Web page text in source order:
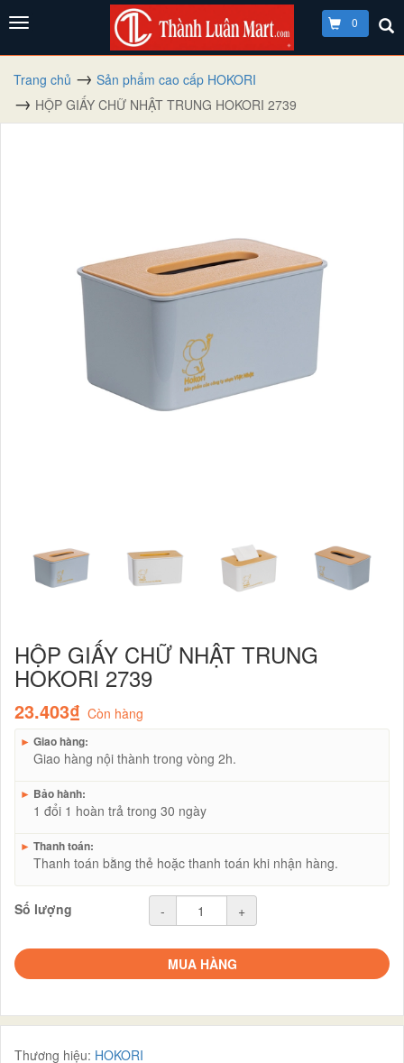
0
Trang chủ
Sản phẩm cao cấp HOKORI
HỘP GIẤY CHỮ NHẬT TRUNG HOKORI 2739
HỘP GIẤY CHỮ NHẬT TRUNG
HOKORI 2739
23.403₫ Còn hàng
► Giao hàng:
Giao hàng nội thành trong vòng 2h.
► Bảo hành:
1 đổi 1 hoàn trả trong 30 ngày
► Thanh toán:
Thanh toán bằng thẻ hoặc thanh toán khi nhận hàng.
Số lượng - +
MUA HÀNG
Thương hiệu: HOKORI